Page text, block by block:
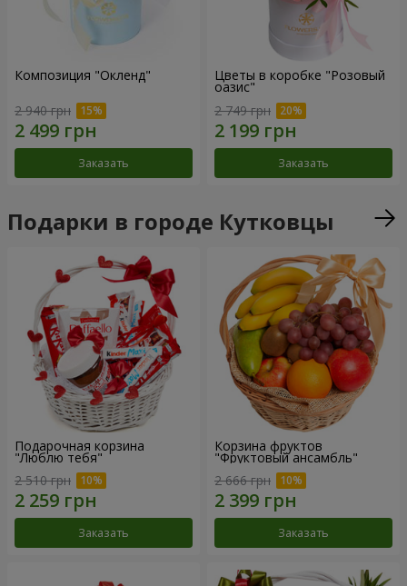
Композиция "Окленд"
2 940 грн
Заказать
Цветы в коробке "Розовый
оазис"
2 749 грн
Заказать
Подарки в городе Кутковцы
Подарочная корзина
"Люблю тебя"
2 510 грн
Заказать
Корзина фруктов
"Фруктовый ансамбль"
2 666 грн
Заказать